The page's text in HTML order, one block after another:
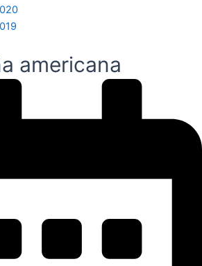
americana